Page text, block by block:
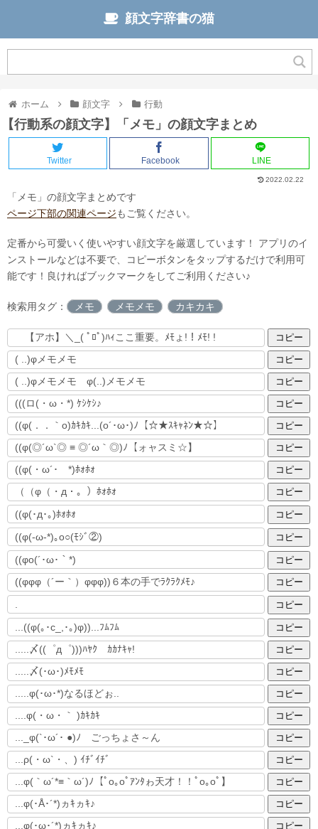
顔文字辞書の猫
ホーム 顔文字 行動
【行動系の顔文字】「メモ」の顔文字まとめ
Twitter Facebook LINE
2022.02.22
「メモ」の顔文字まとめです
ページ下部の関連ページもご覧ください。
定番から可愛いく使いやすい顔文字を厳選しています！ アプリのイ
ンストールなどは不要で、コピーボタンをタップするだけで利用可
能です！ 良ければブックマークをしてご利用ください♪
検索用タグ： メモ メモメモ カキカキ
コピー
コピー
コピー
コピー
コピー
コピー
コピー
コピー
コピー
コピー
コピー
コピー
コピー
コピー
コピー
コピー
コピー
コピー
コピー
コピー
コピー
コピー
コピー